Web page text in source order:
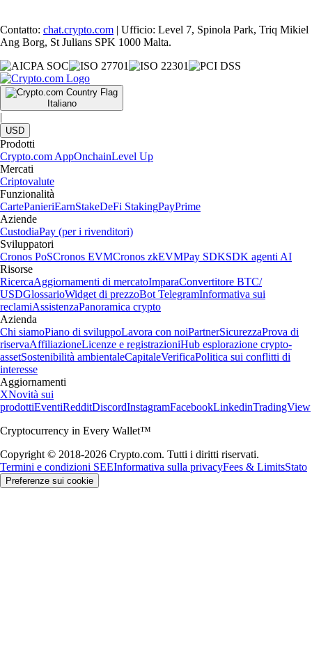
Contatto: chat.crypto.com | Ufficio: Level 7, Spinola Park, Triq Mikiel
Ang Borg, St Julians SPK 1000 Malta.
Italiano
|
USD
Prodotti
Crypto.com AppOnchainLevel Up
Mercati
Criptovalute
Funzionalità
CartePanieriEarnStakeDeFi StakingPayPrime
Aziende
CustodiaPay (per i rivenditori)
Sviluppatori
Cronos PoSCronos EVMCronos zkEVMPay SDKSDK agenti AI
Risorse
RicercaAggiornamenti di mercatoImparaConvertitore BTC/
USDGlossarioWidget di prezzoBot TelegramInformativa sui
reclamiAssistenzaPanoramica crypto
Azienda
Chi siamoPiano di sviluppoLavora con noiPartnerSicurezzaProva di
riservaAffiliazioneLicenze e registrazioniHub esplorazione crypto-
assetSostenibilità ambientaleCapitaleVerificaPolitica sui conflitti di
interesse
Aggiornamenti
XNovità sui
prodottiEventiRedditDiscordInstagramFacebookLinkedinTradingView
Cryptocurrency in Every Wallet™
Copyright © 2018-2026 Crypto.com. Tutti i diritti riservati.
Termini e condizioni SEEInformativa sulla privacyFees & LimitsStato
Preferenze sui cookie